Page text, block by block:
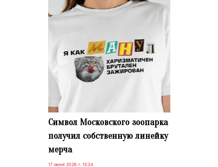
Символ Московского зоопарка
получил собственную линейку
мерча
17 июня 2026 г. 15:34